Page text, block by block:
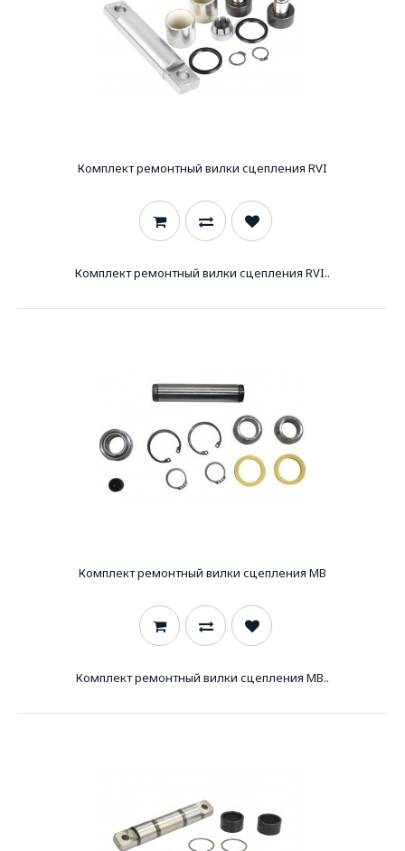
Комплект ремонтный вилки сцепления RVI
Комплект ремонтный вилки сцепления RVI..
Комплект ремонтный вилки сцепления MB
Комплект ремонтный вилки сцепления MB..